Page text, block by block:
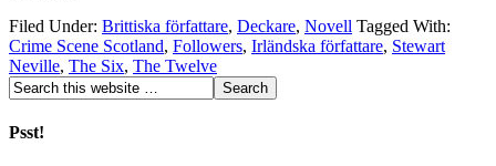
Filed Under: Brittiska författare, Deckare, Novell Tagged With:
Crime Scene Scotland, Followers, Irländska författare, Stewart
Neville, The Six, The Twelve
Psst!